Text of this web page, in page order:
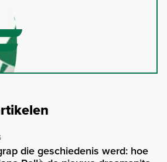
die geschiedenis werd: hoe